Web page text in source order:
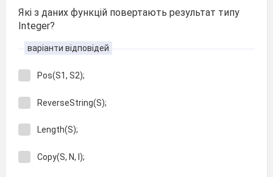
Які з даних функцій повертають результат типу
Integer?
варіанти відповідей
Pos(S1, S2);
ReverseString(S);
Length(S);
Copy(S, N, І);